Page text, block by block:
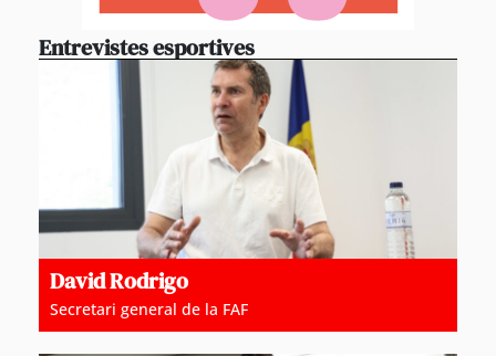
Entrevistes esportives
David Rodrigo
Secretari general de la FAF